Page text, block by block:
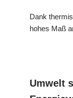
Dank
hohes Maß
Umwelt